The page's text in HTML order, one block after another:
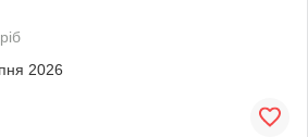
2026